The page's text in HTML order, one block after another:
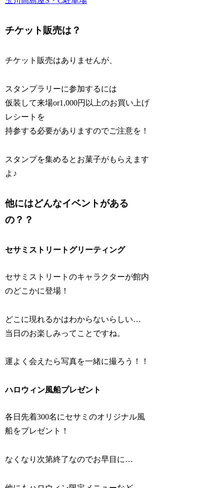
チケット販売は？
チケット販売はありませんが、
スタンプラリーに参加するには
仮装して来場or1,000円以上のお買い上げ
レシートを
持参する必要がありますのでご注意を！
スタンプを集めるとお菓子がもらえます
よ♪
他にはどんなイベントがある
の？？
セサミストリートグリーティング
セサミストリートのキャラクターが館内
のどこかに登場！
どこに現れるかはわからないらしい…
当日のお楽しみってことですね。
運よく会えたら写真を一緒に撮ろう！！
ハロウィン風船プレゼント
各日先着300名にセサミのオリジナル風
船をプレゼント！
なくなり次第終了なのでお早目に…